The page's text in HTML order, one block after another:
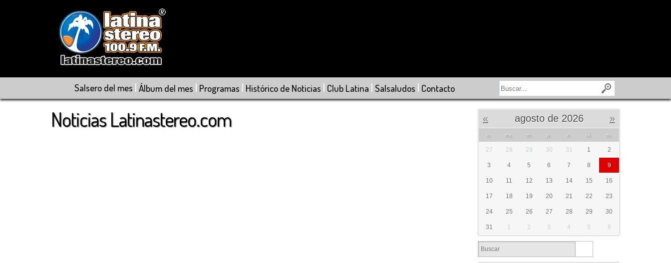
Salsero del mes | Álbum del mes | Programas | Histórico de Noticias | Club Latina | Salsaludos | Contacto
Noticias Latinastereo.com « agosto de 2026 »
lu. ma. mi. ju. vi. sá. do.
27 28 29 30 31 1 2
3 4 5 6 7 8 9
10 11 12 13 14 15 16
17 18 19 20 21 22 23
24 25 26 27 28 29 30
31 1 2 3 4 5 6